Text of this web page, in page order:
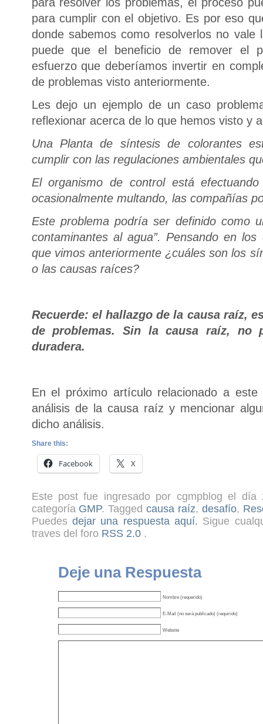
para cumplir con el objetivo. Es por eso
donde sabemos como resolverlos no vale
puede que el beneficio de remover el
esfuerzo que deberíamos invertir en
de problemas visto anteriormente.
Les dejo un ejemplo de un caso
reflexionar acerca de lo que hemos visto y
Una Planta de síntesis de colorantes
cumplir con las regulaciones ambientales
El organismo de control está
ocasionalmente multando, las compañías
Este problema podría ser definido como
contaminantes al agua”. Pensando en
que vimos anteriormente ¿cuáles son los
o las causas raíces?
Recuerde: el hallazgo de la causa raíz,
de problemas. Sin la causa raíz, no
duradera.
En el próximo artículo relacionado a
análisis de la causa raíz y mencionar
dicho análisis.
Share this:
Facebook X
Este post fue ingresado por cgmpblog el
categoría GMP. Taggedcausa raíz,desafío,
Puedes dejar una respuesta aquí. Sigue
traves del foro RSS 2.0.
Deje una Respuesta
Nombre (requerido)
E-Mail (no será publicado) (requirido)
Website